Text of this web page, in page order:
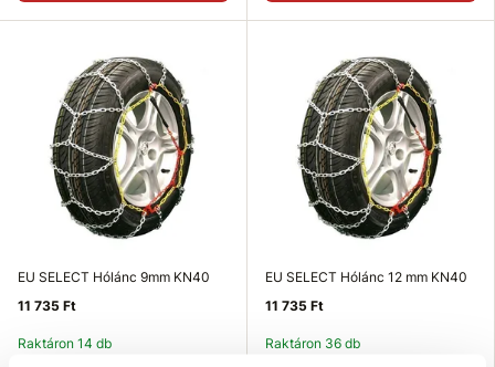
EU SELECT Hólánc 9mm KN40
11 735 Ft
Raktáron 14 db
EU SELECT Hólánc 12 mm KN40
11 735 Ft
Raktáron 36 db